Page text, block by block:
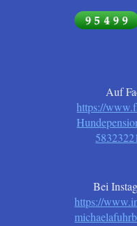
Auf
https://
Bei
https://